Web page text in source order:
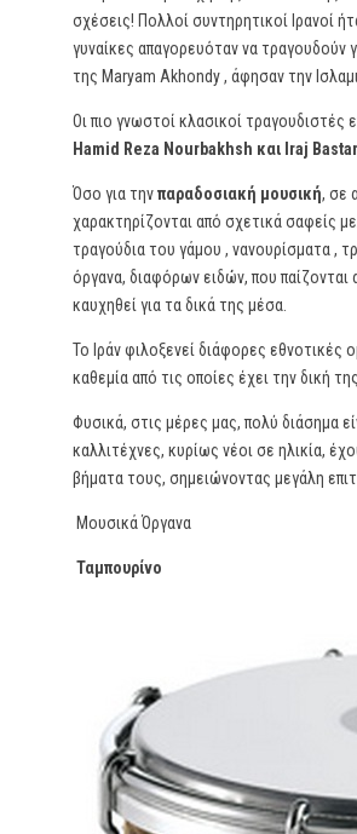
σχέσεις! Πολλοί συντηρητικοί Ιρανοί
γυναίκες απαγορευόταν να τραγουδούν
της Maryam Akhondy , άφησαν την
Οι πιο γνωστοί κλασικοί τραγουδιστές
Hamid Reza Nourbakhsh και Iraj
Όσο για τηνπαραδοσιακή μουσική, σε
χαρακτηρίζονται από σχετικά σαφείς
τραγούδια του γάμου , νανουρίσματα ,
όργανα, διαφόρων ειδών, που
καυχηθεί για τα δικά της μέσα.
Το Ιράν φιλοξενεί διάφορες
καθεμία από τις οποίες έχει την δική
Φυσικά, στις μέρες μας, πολύ διάσημα
καλλιτέχνες, κυρίως νέοι σε ηλικία,
βήματα τους, σημειώνοντας μεγάλη
Μουσικά Όργανα
Ταμπουρίνο